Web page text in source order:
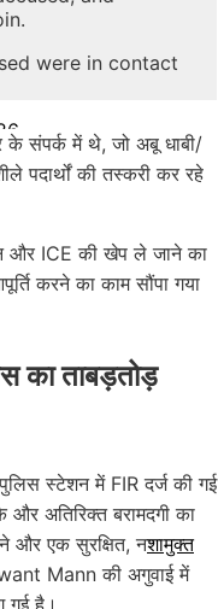
were in contact
के संपर्क में थे, जो अबू धाबी/
पदार्थों की तस्करी कर रहे
और ICE की खेप ले जाने का
करने का काम सौंपा गया
का ताबड़तोड़
स्टेशन में FIR दर्ज की गई
अतिरिक्त बरामदगी का
और एक सुरक्षित, नशामुक्त
Mann की अगुवाई में
गई है।